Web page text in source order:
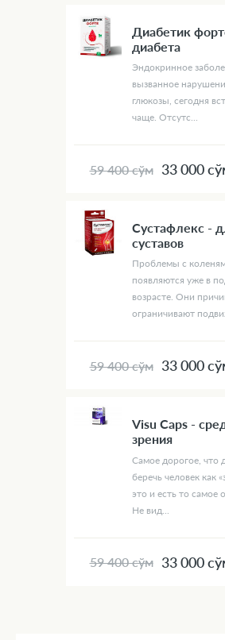
Диабетик
диабета
Эндокринное
вызванное
глюкозы, сегодня
чаще. Отсутс...
59 400 сўм 33 000
Сустафлекс -
суставов
Проблемы с
появляются уже в
возрасте. Они
ограничивают
59 400 сўм 33 000
Visu Caps -
зрения
Самое дорогое, что
беречь человек как
это и есть то самое
Не вид...
59 400 сўм 33 000